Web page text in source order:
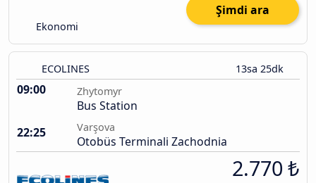
Ekonomi
Şimdi ara
ECOLINES 13sa 25dk
09:00 Zhytomyr
Bus Station
22:25
Varşova
Otobüs Terminali Zachodnia
2.770 ₺